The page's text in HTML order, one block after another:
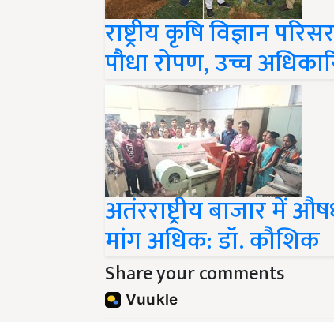
राष्ट्रीय कृषि विज्ञान
पौधा रोपण, उच्च
अतंरराष्ट्रीय बाजार में
मांग अधिक: डॉ. कौशिक
Share your comments